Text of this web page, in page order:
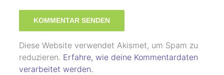
Diese Website verwendet Akismet, um Spam zu
reduzieren. Erfahre, wie deine Kommentardaten
verarbeitet werden.